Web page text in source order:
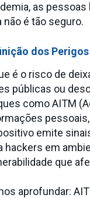
as
não é tão seguro.
dos
é o risco de
públicas ou
como AITM
emite
hackers em
que
aprofundar: